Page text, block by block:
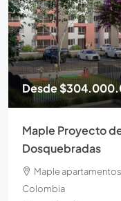
Desde
Maple Proyecto
Dosquebradas
Maple
Colombia